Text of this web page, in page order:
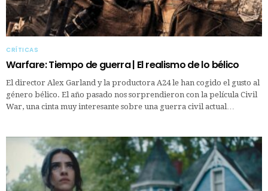
CRÍTICAS
Warfare: Tiempo de guerra | El realismo de lo bélico
El director Alex Garland y la productora A24 le han cogido el gusto al
género bélico. El año pasado nos sorprendieron con la película Civil
War, una cinta muy interesante sobre una guerra civil actual…